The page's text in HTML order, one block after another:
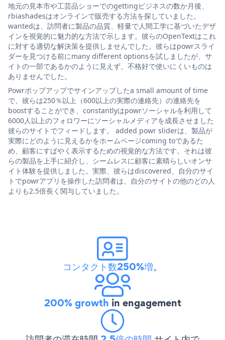
地元の見本市や工芸品ショーでのgettingビジネスの数か月後、
rbiashadesはオンラインで販売する方法を探していました。
wantedは、訪問者に製品の品質、軽量で人間工学に基づいたデザ
インを視覚的に魅力的な方法で示します。彼らのOpenTextはこれ
に対する適切な解決策を提供しませんでした。彼らはpowrスライ
ダーを見つける前にmany different optionsを試しましたが、サ
イトの一部であるかのように見えず、不格好で使いにくいものは
ありませんでした。
Powrポップアップでサインアップしたa small amount of time
で、彼らは250％以上（600以上の実際の連絡先）の連絡先を
boostすることができ、constantlyはpowrソーシャルを利用して
6000人以上のフォロワーにソーシャルメディアを成長させました
彼らのサイトでフィードします。 added powr sliderは、製品が
実際にどのように見えるかをホームページcoming toであるた
め、顧客にすばやく表示するための視覚的な方法です。それは彼
らの製品を上手に紹介し、シームレスに顧客に素晴らしいオンサ
イト体験を提供しました。実際、彼らはdiscovered、自分のサイ
トでpowrアプリを操作した訪問者は、自分のサイトの他のどの人
よりも2.5倍長く関与していました。
コンタクト数250%増。
200% growth in engagement